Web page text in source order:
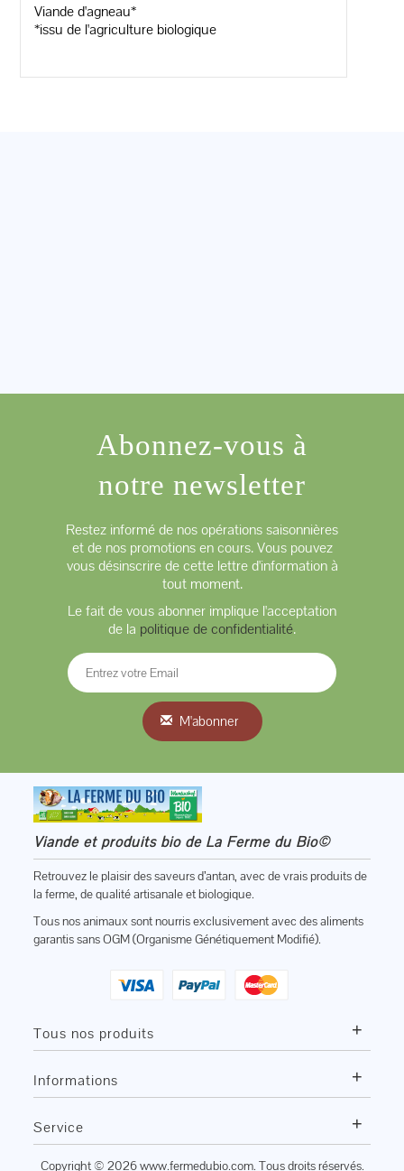
Viande d'agneau*
*issu de l'agriculture biologique
Abonnez-vous à
notre newsletter
Restez informé de nos opérations saisonnières
et de nos promotions en cours. Vous pouvez
vous désinscrire de cette lettre d'information à
tout moment.
Le fait de vous abonner implique l'acceptation
de la politique de confidentialité.
M'abonner
Viande et produits bio de La Ferme du Bio©
Retrouvez le plaisir des saveurs d’antan, avec de vrais produits de
la ferme, de qualité artisanale et biologique.
Tous nos animaux sont nourris exclusivement avec des aliments
garantis sans OGM (Organisme Génétiquement Modifié).
Tous nos produits +
Informations +
Service +
Copyright © 2026www.fermedubio.com. Tous droits réservés.